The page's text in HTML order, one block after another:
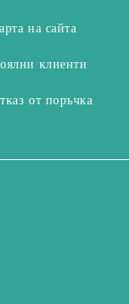
на сайта
клиенти
от поръчка